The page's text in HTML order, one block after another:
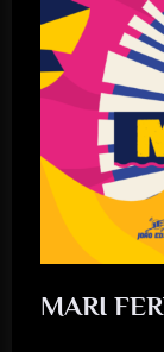
MARI